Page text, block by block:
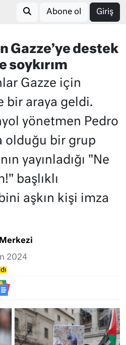
Abone ol Giriş
Gazze’ye destek
soykırım
Gazze için
bir araya geldi.
yönetmen Pedro
olduğu bir grup
yayınladığı "Ne
başlıklı
aşkın kişi imza
2024